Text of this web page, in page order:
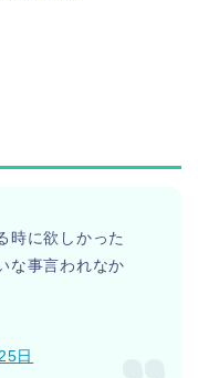
時に欲しかった
な事言われなか
日